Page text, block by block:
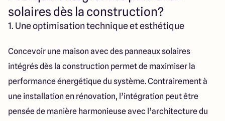
solaires dès la construction?
1. Une optimisation technique et esthétique
Concevoir une maison avec des panneaux solaires
intégrés dès la construction permet de maximiser la
performance énergétique du système. Contrairement à
une installation en rénovation, l’intégration peut être
pensée de manière harmonieuse avec l’architecture du